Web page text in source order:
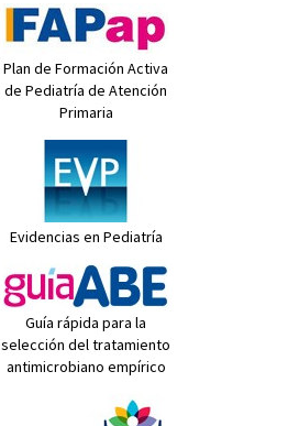
Plan de Formación Activa
de Pediatría de Atención
Primaria
Evidencias en Pediatría
Guía rápida para la
selección del tratamiento
antimicrobiano empírico